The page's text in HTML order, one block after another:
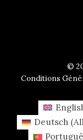
©
Conditions
Deutsch (